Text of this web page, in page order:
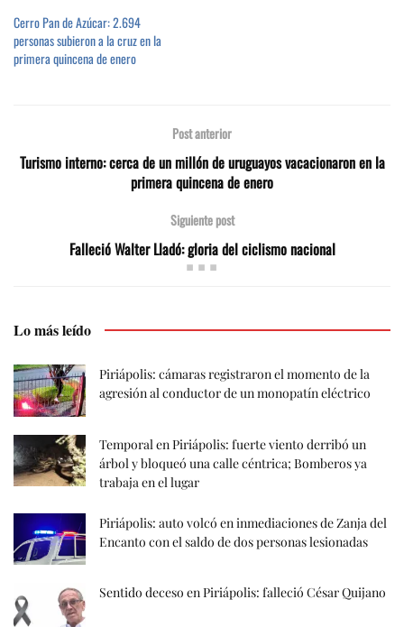
Cerro Pan de Azúcar: 2.694
personas subieron a la cruz en la
primera quincena de enero
Post anterior
Turismo interno: cerca de un millón de uruguayos vacacionaron en la
primera quincena de enero
Siguiente post
Falleció Walter Lladó: gloria del ciclismo nacional
Lo más leído
Piriápolis: cámaras registraron el momento de la
agresión al conductor de un monopatín eléctrico
Temporal en Piriápolis: fuerte viento derribó un
árbol y bloqueó una calle céntrica; Bomberos ya
trabaja en el lugar
Piriápolis: auto volcó en inmediaciones de Zanja del
Encanto con el saldo de dos personas lesionadas
Sentido deceso en Piriápolis: falleció César Quijano